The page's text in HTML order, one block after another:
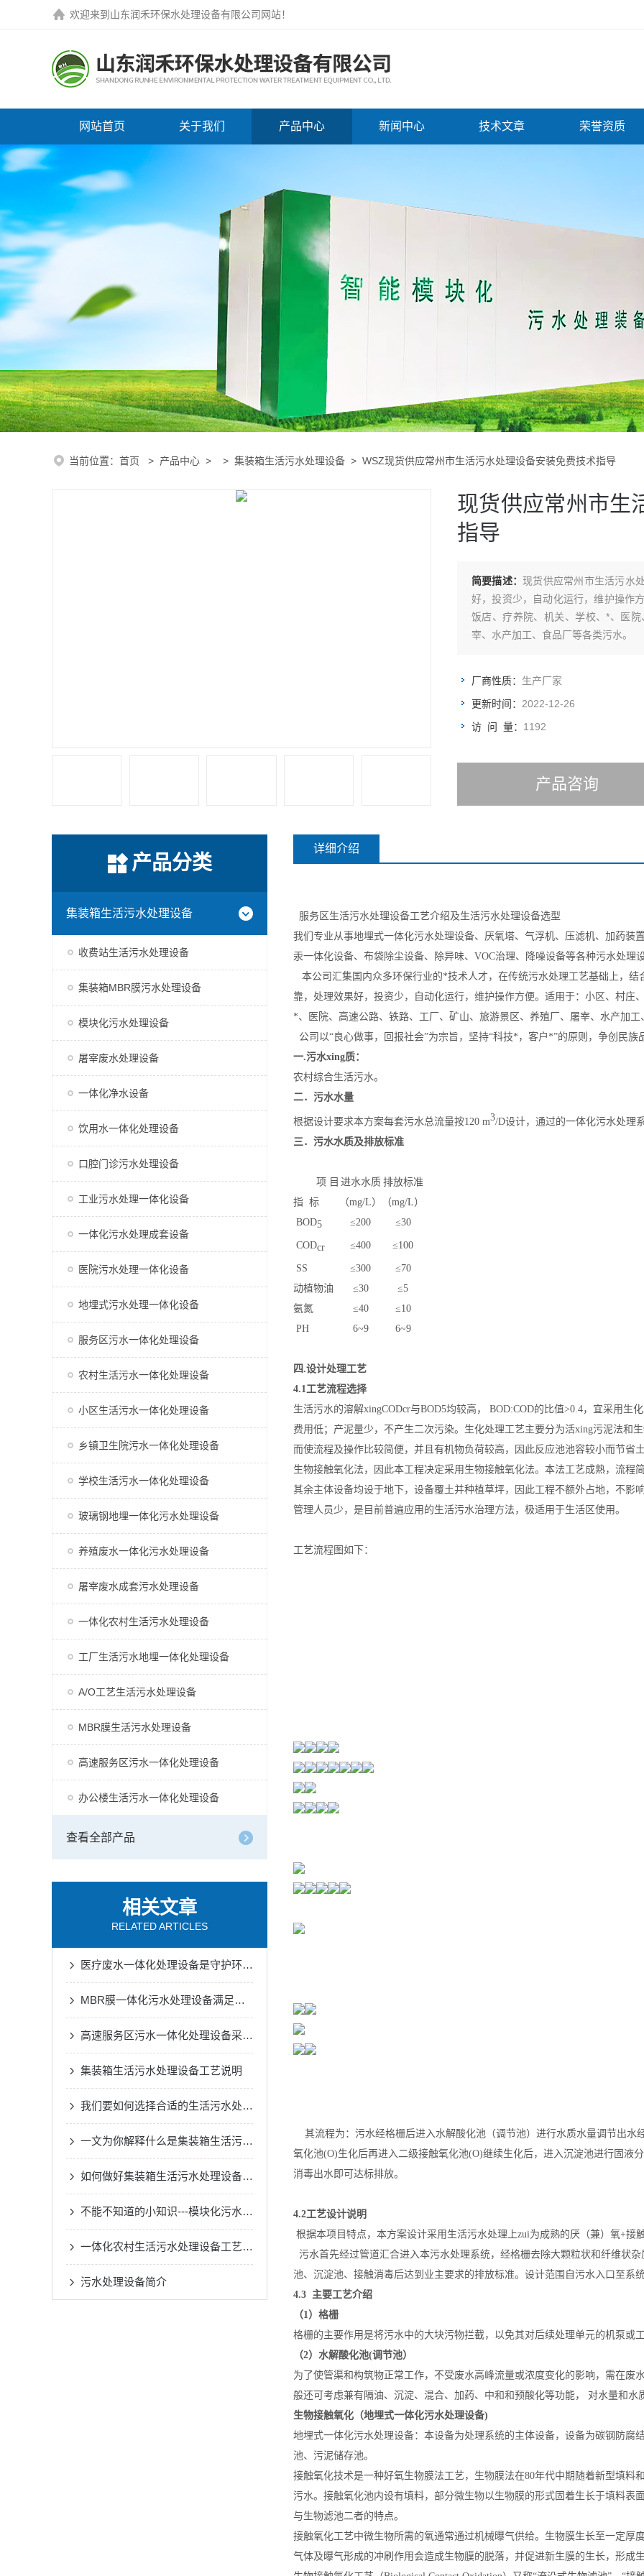
欢迎来到 山东润禾环保水处理设备有限公司网站！
网站首页 关于我们 产品中心 新闻中心 技术文章 荣誉资质
当前位置： 首页 > 产品中心 > > 集装箱生活污水处理设备 > WSZ现货供应常州市生活污水处理设备安装免费技术指导
现货供应常州市生
指导
简要描述： 现货供应常州市生活污水
好，投资少，自动化运行，维护操作
饭店、疗养院、机关、学校、*、医
宰、水产加工、食品厂等各类污水。
厂商性质： 生产厂家
更新时间： 2022-12-26
访 问 量： 1192
产品咨询
产品分类
集装箱生活污水处理设备
收费站生活污水处理设备
集装箱MBR膜污水处理设备
模块化污水处理设备
屠宰废水处理设备
一体化净水设备
饮用水一体化处理设备
口腔门诊污水处理设备
工业污水处理一体化设备
一体化污水处理成套设备
医院污水处理一体化设备
地埋式污水处理一体化设备
服务区污水一体化处理设备
农村生活污水一体化处理设备
小区生活污水一体化处理设备
乡镇卫生院污水一体化处理设备
学校生活污水一体化处理设备
玻璃钢地埋一体化污水处理设备
养殖废水一体化污水处理设备
屠宰废水成套污水处理设备
一体化农村生活污水处理设备
工厂生活污水地埋一体化处理设备
A/O工艺生活污水处理设备
MBR膜生活污水处理设备
高速服务区污水一体化处理设备
办公楼生活污水一体化处理设备
查看全部产品
相关文章
RELATED ARTICLES
医疗废水一体化处理设备是守护环境的健康防线
MBR膜一体化污水处理设备满足各种工业废水的处理需求
高速服务区污水一体化处理设备采用了的生物处理技术
集装箱生活污水处理设备工艺说明
我们要如何选择合适的生活污水处理设备
一文为你解释什么是集装箱生活污水处理设备
如何做好集装箱生活污水处理设备的一切安全措施？
不能不知道的小知识---模块化污水处理设备的正确安装方法
一体化农村生活污水处理设备工艺原理与优缺点
污水处理设备简介
详细介绍
服务区生活污水处理设备工艺介绍及生活污水处理设备选型
我们 专业从事地埋式一体化污水处理设备、厌氧塔、气浮机、压滤机、加药装
汞一体化设备、布袋除尘设备、除异味、VOC治理、降噪设备等各种污水处理
本公司汇集国内众多环保行业的*技术人才，在传统污水处理工艺基础上，结
靠，处理效果好，投资少，自动化运行，维护操作方便。适用于：小区、村庄
*、医院、高速公路、铁路、工厂、矿山、旅游景区、养殖厂、屠宰、水产加工
公司以“良心做事，回报社会”为宗旨，坚持“科技*，客户*”的原则，争创民族
一.污水xing质：
农村综合生活污水。
二．污水水量
根据设计要求本方案每套污水总流量按120 m3/D设计，通过的一体化污水处理
三．污水水质及排放标准
项 目
指 标
进水水质
（mg/L）
排放标准
（mg/L）
BOD5 ≤200 ≤30
CODcr ≤400 ≤100
SS ≤300
≤70
动植物油
≤30
≤5
氨氮
≤40
≤10
PH
6~9 6~9
四.设计处理工艺
4.1 工艺流程选择
生活污水的溶解xingCODcr与BOD5均较高， BOD:COD的比值>0.4，宜采用
费用低；产泥量少，不产生二次污染。生化处理工艺主要分为活xing污泥法和
而使流程及操作比较简便，并且有机物负荷较高，因此反应池池容较小而节省
生物接触氧化法，因此本工程决定采用生物接触氧化法。本法工艺成熟，流程
其余主体设备均设于地下，设备覆土并种植草坪，因此工程不额外占地，不影
管理人员少，是目前普遍应用的生活污水治理方法，极适用于生活区使用。
工艺流程图如下：
其流程为：污水经格栅后进入水解酸化池（调节池）进行水质水量调节出水
氧化池(O)生化后再进入二级接触氧化池(O)继续生化后，进入沉淀池进行固液
消毒出水即可达标排放。
4.2工艺设计说明
根据本项目特点，本方案设计采用生活污水处理上zui为成熟的厌（兼）氧+接
污水首先经过管道汇合进入本污水处理系统，经格栅去除大颗粒状和纤维状
池、沉淀池、接触消毒后达到业主要求的排放标准。设计范围自污水入口至系统
4.3 主要工艺介绍
（1）格栅
格栅的主要作用是将污水中的大块污物拦截，以免其对后续处理单元的机泵或
（2）水解酸化池(调节池）
为了使管渠和构筑物正常工作，不受废水高峰流量或浓度变化的影响，需在
般还可考虑兼有隔油、沉淀、混合、加药、中和和预酸化等功能， 对水量和水
生物接触氧化（地埋式一体化污水处理设备)
地埋式一体化污水处理设备：本设备为处理系统的主体设备，设备为碳钢防腐
池、污泥储存池。
接触氧化技术是一种好氧生物膜法工艺，生物膜法在80年代中期随着新型填料
污水。接触氧化池内设有填料，部分微生物以生物膜的形式固着生长于填料表
与生物滤池二者的特点。
接触氧化工艺中微生物所需的氧通常通过机械曝气供给。生物膜生长至一定厚
气体及曝气形成的冲刷作用会造成生物膜的脱落，并促进新生膜的生长，形成